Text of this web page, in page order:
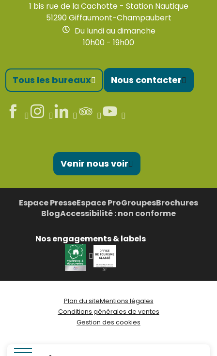
1 bis rue de la Cachotte - Station Nautique
51290 Giffaumont-Champaubert
Du lundi au dimanche
10h00 - 19h00
Tous les bureaux Nous contacter
Venir nous voir
Espace PresseEspace ProGroupesBrochures
BlogAccessibilité : non conforme
Nos engagements & labels
Plan du siteMentions légales
Conditions générales de ventes
Gestion des cookies